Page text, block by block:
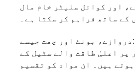
اور کوائل سلیٹر خام مال
کے ساتھ فراہم کر سکتا ہے۔
دروازے، بونٹ اور چھت جیسے
پر اعلیٰ طاقت والے سٹیل کے
ہیں۔ ان مواد کو تقسیم